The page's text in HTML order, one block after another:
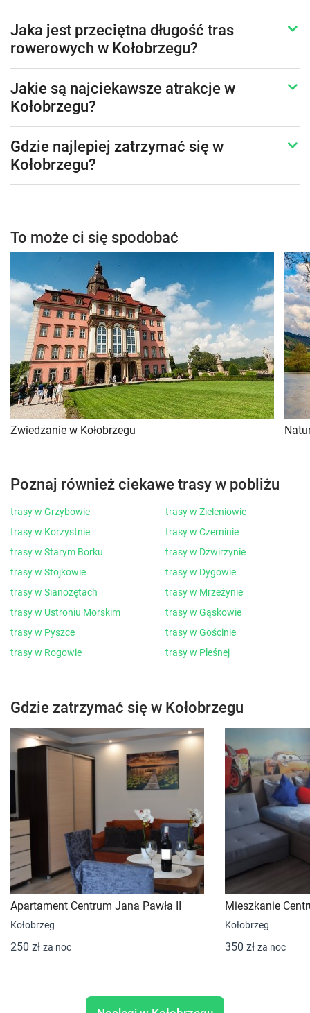
Jaka jest przeciętna długość tras
rowerowych w Kołobrzegu?
Jakie są najciekawsze atrakcje w
Kołobrzegu?
Gdzie najlepiej zatrzymać się w
Kołobrzegu?
To może ci się spodobać
Zwiedzanie w Kołobrzegu
Poznaj również ciekawe trasy w pobliżu
trasy w Grzybowie
trasy w Zieleniowie
trasy w Korzystnie
trasy w Czerninie
trasy w Starym Borku
trasy w Dźwirzynie
trasy w Stojkowie
trasy w Dygowie
trasy w Sianożętach
trasy w Mrzeżynie
trasy w Ustroniu Morskim
trasy w Gąskowie
trasy w Pyszce
trasy w Gościnie
trasy w Rogowie
trasy w Pleśnej
Gdzie zatrzymać się w Kołobrzegu
Apartament Centrum Jana Pawła II
Kołobrzeg
250 zł za noc
Mieszkanie
Kołobrzeg
350 zł za noc